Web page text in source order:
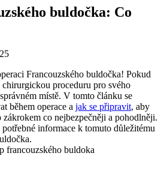
buldočka: Co
Francouzského buldočka! Pokud
chirurgickou proceduru pro svého
místě. V tomto článku se
během operace a jak se připravit, aby
co nejbezpečněji a pohodlněji.
potřebné informace k tomuto důležitému